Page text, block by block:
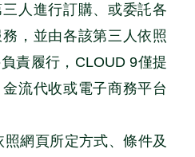
人進行訂購、或委託各
，並由各該第三人依照
責履行， CLOUD 9僅提
流代收或電子商務平台
照網頁所定方式、條件及